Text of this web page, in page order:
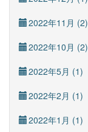
2022年11月 (2)
2022年10月 (2)
2022年5月 (1)
2022年2月 (1)
2022年1月 (1)